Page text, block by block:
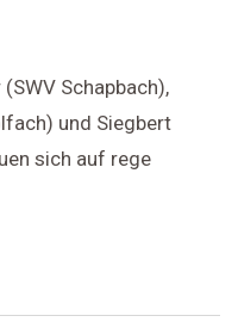
Schapbach),
und Siegbert
sich auf rege